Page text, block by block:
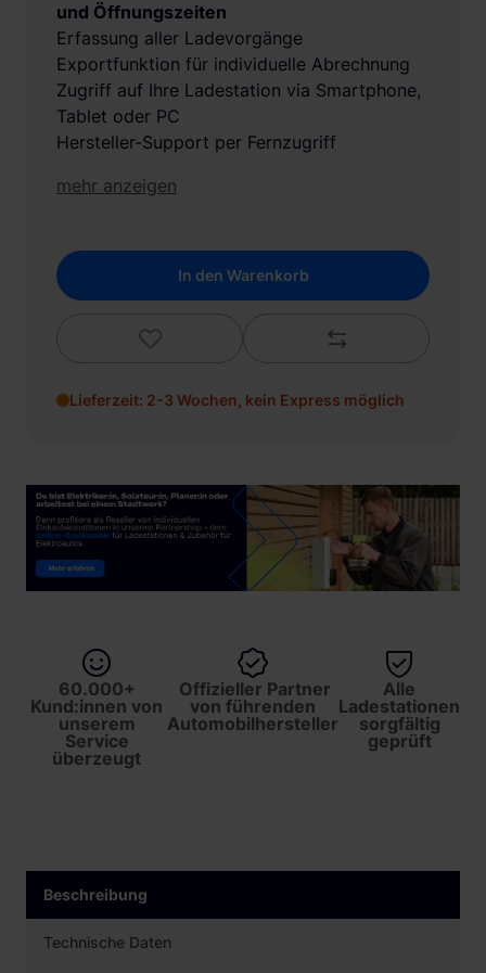
und Öffnungszeiten
Erfassung aller Ladevorgänge
Exportfunktion für individuelle Abrechnung
Zugriff auf Ihre Ladestation via Smartphone,
Tablet oder PC
Hersteller-Support per Fernzugriff
mehr anzeigen
In den Warenkorb
Lieferzeit: 2-3 Wochen, kein Express möglich
60.000+
Kund:innen von
unserem
Service
überzeugt
Offizieller Partner
von führenden
Automobilhersteller
Alle
Ladestationen
sorgfältig
geprüft
Beschreibung
Technische Daten